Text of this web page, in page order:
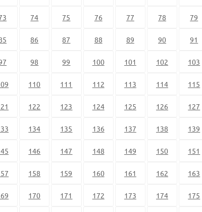
74 75 76 77 78 79
86 87 88 89 90 91
98 99 100 101 102 103
110 111 112 113 114 115
122 123 124 125 126 127
134 135 136 137 138 139
146 147 148 149 150 151
158 159 160 161 162 163
170 171 172 173 174 175